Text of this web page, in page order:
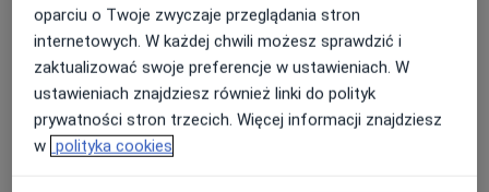
utrata sensu życia, in.
Psychoterapia i pomoc psychologiczna dla par:
- w kryzysach w związku
- po zdradzie - z problemami w komunikacji
oparciu o Twoje zwyczaje przeglądania stron
internetowych. W każdej chwili możesz sprawdzić i
zaktualizować swoje preferencje w ustawieniach. W
ustawieniach znajdziesz również linki do polityk
prywatności stron trzecich. Więcej informacji znajdziesz
w polityka cookies